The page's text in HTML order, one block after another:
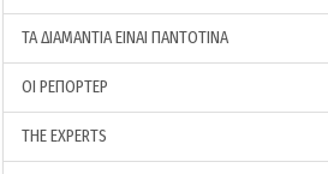
ΤΑ ΔΙΑΜΑΝΤΙΑ ΕΙΝΑΙ ΠΑΝΤΟΤΙΝΑ
ΟΙ ΡΕΠΟΡΤΕΡ
THE EXPERTS